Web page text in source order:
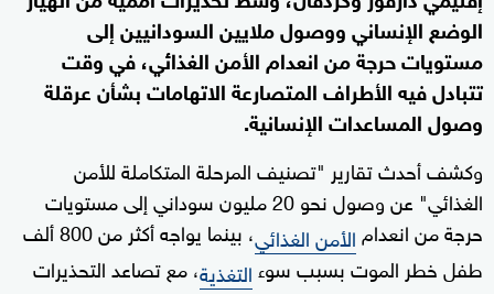
الوضع الإنساني ووصول ملايين السودانيين إلى
مستويات حرجة من انعدام الأمن الغذائي، في وقت
تتبادل فيه الأطراف المتصارعة الاتهامات بشأن عرقلة
وصول المساعدات الإنسانية.
وكشف أحدث تقارير "تصنيف المرحلة المتكاملة للأمن
الغذائي" عن وصول نحو 20 مليون سوداني إلى مستويات
حرجة من انعدام الأمن الغذائي
، بينما يواجه أكثر من 800 ألف
طفل خطر الموت بسبب سوء التغذية، مع تصاعد التحذيرات